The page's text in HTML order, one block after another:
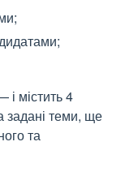
містить 4
задані теми, ще
та